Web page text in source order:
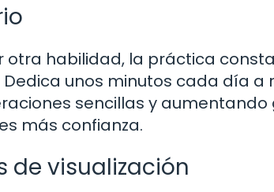
otra habilidad, la práctica
unos minutos cada día a
sencillas y
más confianza.
de visualización